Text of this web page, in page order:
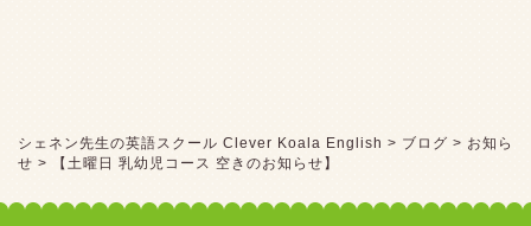
シェネン先生の英語スクール Clever Koala English > ブログ > お知ら
せ > 【土曜日 乳幼児コース 空きのお知らせ】